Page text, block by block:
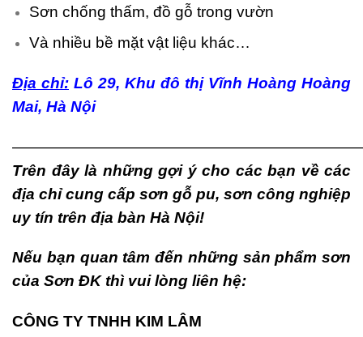
Sơn chống thấm, đồ gỗ trong vườn
Và nhiều bề mặt vật liệu khác…
Địa chỉ: Lô 29, Khu đô thị Vĩnh Hoàng Hoàng
Mai, Hà Nội
Trên đây là những gợi ý cho các bạn về các
địa chỉ cung cấp sơn gỗ pu, sơn công nghiệp
uy tín trên địa bàn Hà Nội!
Nếu bạn quan tâm đến những sản phẩm sơn
của Sơn ĐK thì vui lòng liên hệ:
CÔNG TY TNHH KIM LÂM